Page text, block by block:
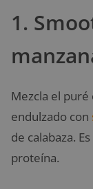
1.
Mezcla el
endulzado con
de calabaza.
proteína.